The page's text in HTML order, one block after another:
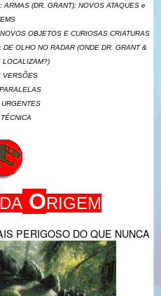
ARMAS (DR. GRANT); NOVOS ATAQUES e
OBJETOS E CURIOSAS CRIATURAS
DE OLHO NO RADAR (ONDE DR. GRANT &
LOCALIZAM?)
VERSÕES
DAORIGEM
PERIGOSO DO QUE NUNCA